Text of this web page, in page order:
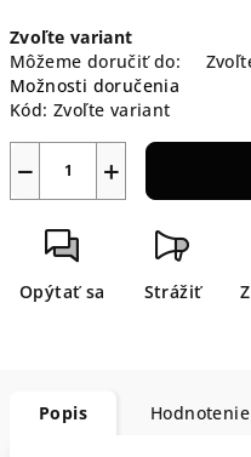
cena:
Zvoľte variant
Môžeme doručiť do:
Možnosti doručenia
Kód: Zvoľte variant
+
−
Opýtať sa Strážiť
Popis Hodnotenie